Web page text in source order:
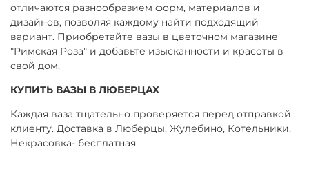
отличаются разнообразием форм, материалов и
дизайнов, позволяя каждому найти подходящий
вариант. Приобретайте вазы в цветочном магазине
"Римская Роза" и добавьте изысканности и красоты в
свой дом.
КУПИТЬ ВАЗЫ В ЛЮБЕРЦАХ
Каждая ваза тщательно проверяется перед отправкой
клиенту. Доставка в Люберцы, Жулебино, Котельники,
Некрасовка- бесплатная.